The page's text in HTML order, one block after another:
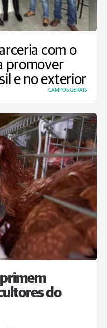
com o
promover
e no exterior
CAMPOS GERAIS
do